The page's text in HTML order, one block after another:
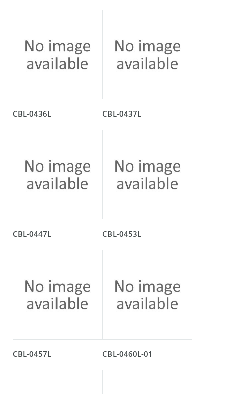
CBL-0436L CBL-0437L
CBL-0447L CBL-0453L
CBL-0457L CBL-0460L-01